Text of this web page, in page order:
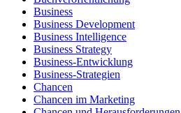
Business
Business Development
Business Intelligence
Business Strategy
Business-Entwicklung
Business-Strategien
Chancen
Chancen im Marketing